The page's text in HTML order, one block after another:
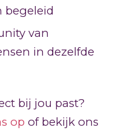
begeleid
van
in dezelfde
bij jou past?
op of bekijk ons